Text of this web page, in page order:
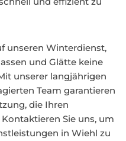
unseren Winterdienst,
und Glätte keine
unserer langjährigen
Team garantieren
die Ihren
Sie uns, um
in Wiehl zu